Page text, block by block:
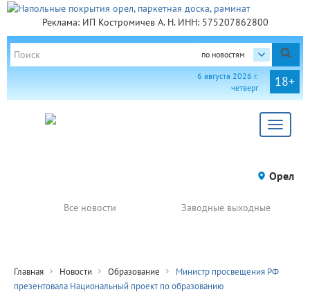
Реклама: ИП Костромичев А. Н. ИНН: 575207862800
по новостям
18+
6 августа 2026 г.
четверг
Toggle
Орел
Все новости Заводные выходные
Главная Новости Образование
Министр просвещения РФ
презентовала Национальный проект по образованию